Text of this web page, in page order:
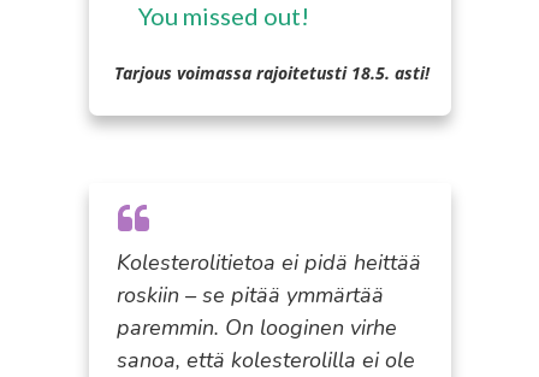
You missed out!
Tarjous voimassa rajoitetusti 18.5. asti!
Kolesterolitietoa ei pidä heittää
roskiin – se pitää ymmärtää
paremmin. On looginen virhe
sanoa, että kolesterolilla ei ole